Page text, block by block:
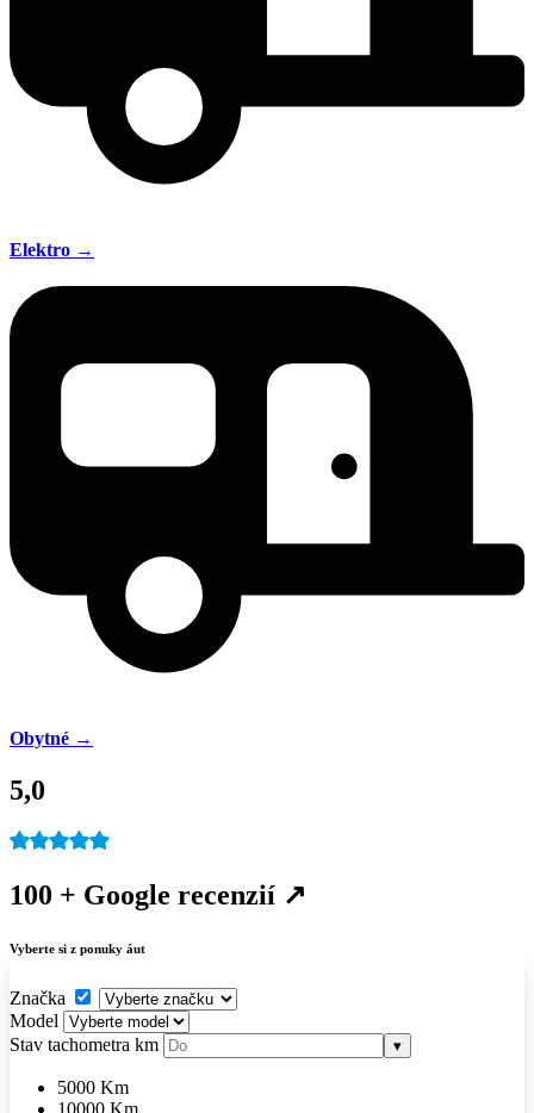
Elektro →
Obytné →
5,0
100 + Google recenzií ↗
Vyberte si z ponuky áut
Značka
Model
Stav tachometra km ▾
5000 Km